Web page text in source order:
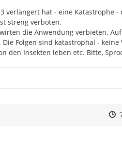
verlängert hat - eine Katastrophe -
streng verboten.
die Anwendung verbieten.
Folgen sind katastrophal - keine
den Insekten leben etc. Bitte,